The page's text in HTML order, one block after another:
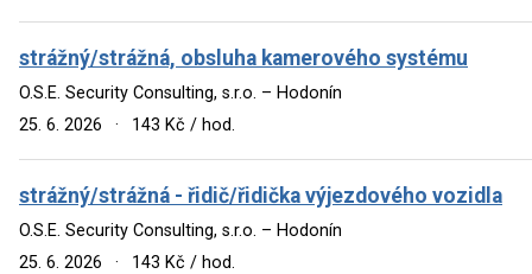
strážný/strážná, obsluha kamerového systému
O.S.E. Security Consulting, s.r.o. – Hodonín
25. 6. 2026
· 143 Kč / hod.
strážný/strážná - řidič/řidička výjezdového vozidla
O.S.E. Security Consulting, s.r.o. – Hodonín
25. 6. 2026
· 143 Kč / hod.